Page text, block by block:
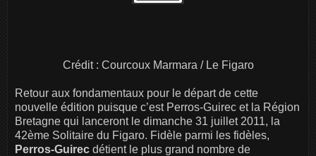
Crédit : Courcoux Marmara / Le Figaro
Retour aux fondamentaux pour le départ de cette
nouvelle édition puisque c’est Perros-Guirec et la Région
Bretagne qui lanceront le dimanche 31 juillet 2011, la
42ème Solitaire du Figaro. Fidèle parmi les fidèles,
Perros-Guirec détient le plus grand nombre de